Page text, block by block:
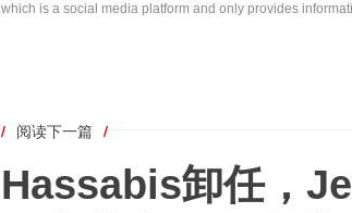
which is a social media platform and only provides
/ 阅读下一篇 /
Hassabis卸任，